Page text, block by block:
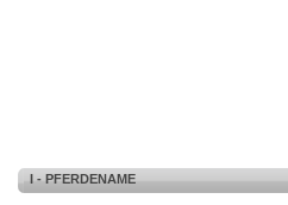
I - PFERDENAME